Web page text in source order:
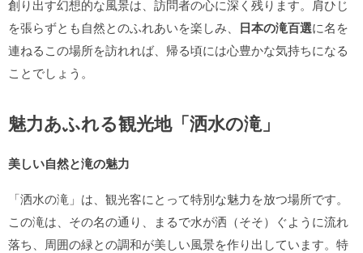
創り出す幻想的な風景は、訪問者の心に深く残ります。肩ひじ
を張らずとも自然とのふれあいを楽しみ、 日本の滝百選に名を
連ねるこの場所を訪れれば、帰る頃には心豊かな気持ちになる
ことでしょう。
魅力あふれる観光地「洒水の滝」
美しい自然と滝の魅力
「洒水の滝」は、観光客にとって特別な魅力を放つ場所です。
この滝は、その名の通り、まるで水が洒（そそ）ぐように流れ
落ち、周囲の緑との調和が美しい風景を作り出しています。特